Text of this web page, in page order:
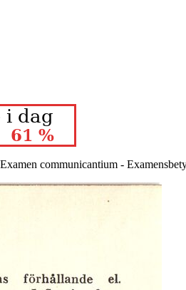
communicantium -